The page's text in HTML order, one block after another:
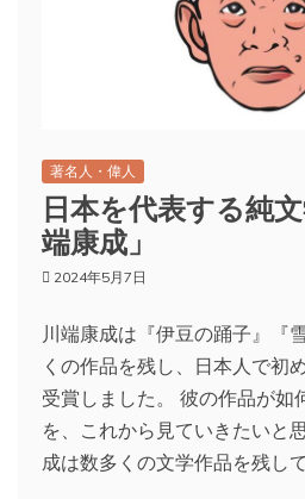
著名人・偉人
日本を代表する純
端康成」
2024年5月7日
川端康成は『伊豆の踊子』『
くの作品を残し、日本人で初
受賞しました。 彼の作品が如
を、これから見ていきたいと
成は数多くの文学作品を残し